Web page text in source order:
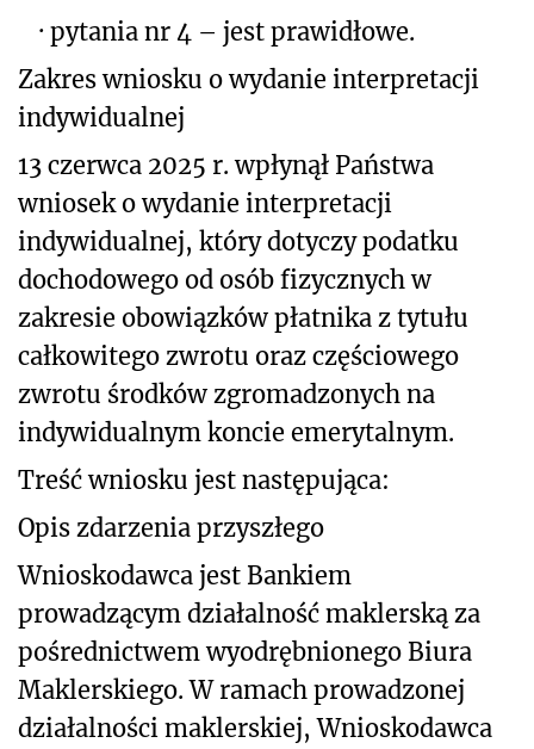
· pytania nr 4 – jest prawidłowe.
Zakres wniosku o wydanie interpretacji
indywidualnej
13 czerwca 2025 r. wpłynął Państwa
wniosek o wydanie interpretacji
indywidualnej, który dotyczy podatku
dochodowego od osób fizycznych w
zakresie obowiązków płatnika z tytułu
całkowitego zwrotu oraz częściowego
zwrotu środków zgromadzonych na
indywidualnym koncie emerytalnym.
Treść wniosku jest następująca:
Opis zdarzenia przyszłego
Wnioskodawca jest Bankiem
prowadzącym działalność maklerską za
pośrednictwem wyodrębnionego Biura
Maklerskiego. W ramach prowadzonej
działalności maklerskiej, Wnioskodawca